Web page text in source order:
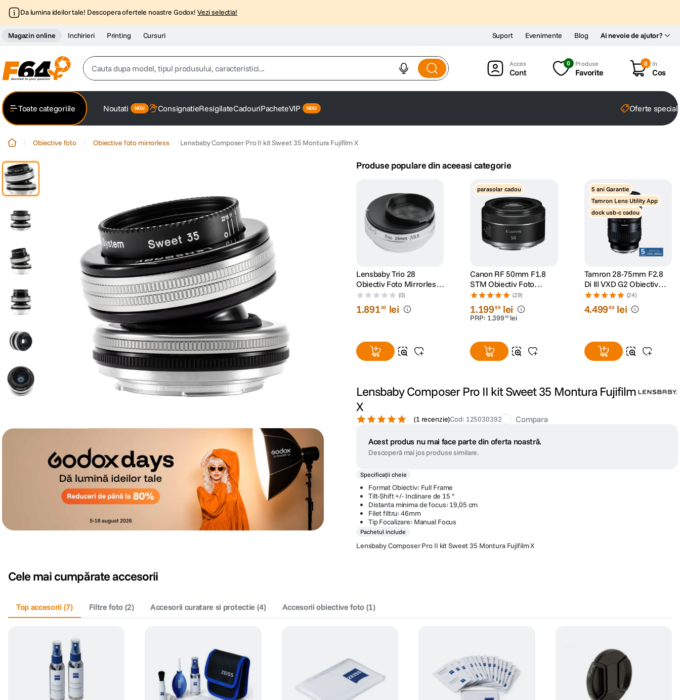
Da lumina ideilor tale! Descopera ofertele noastre Godox! Vezi selectia!
Magazin online Inchirieri Printing Cursuri Ai nevoie de ajutor?
Suport Evenimente Blog
Cauta dupa model, tipul produsului, caracteristici...
2. trepied
5. canon sx740 hs
6. lavaliera
7. card memorie
8. ulanzi
. insta 360
10. godox
Cont
0 Produse
Favorite
0 In
Cos
Toate categoriile Noutati ConsignatieResigilateCadouriPacheteVIP Oferte
Obiective foto Obiective foto mirrorless Lensbaby Composer Pro II kit Sweet 35 Montura Fujifilm X
Produse populare din aceeasi categorie
Lensbaby Trio 28
Obiectiv Foto Mirrorless
Montura Sony E
(compatibil FF)
(0)
1.89100 lei
parasolar cadou
Canon RF 50mm F1.8
STM Obiectiv Foto
Mirrorless
(29)
1.19999 lei
PRP: 1.399 99 lei
5 ani Garantie
Tamron Lens Utility App
dock usb-c cadou
Tamron 28-75mm F2.8
Di III VXD G2 Obiectiv
Foto Mirrorless Sony E
(24)
4.49999 lei
Lensbaby Composer Pro II kit Sweet 35 Montura Fujifilm
X
(1 recenzie)Cod: 125030392 Compara
Acest produs nu mai face parte din oferta noastră.
Descoperă mai jos produse similare.
Specificații cheie
Format Obiectiv: Full Frame
Tilt-Shift +/- Inclinare de 15 °
Distanta minima de focus: 19,05 cm
Filet filtru: 46mm
Tip Focalizare: Manual Focus
Pachetul include
Lensbaby Composer Pro II kit Sweet 35 Montura Fujifilm X
Cele mai cumpărate accesorii
Top accesorii (7) Filtre foto (2) Accesorii curatare si protectie (4) Accesorii obiective foto (1)